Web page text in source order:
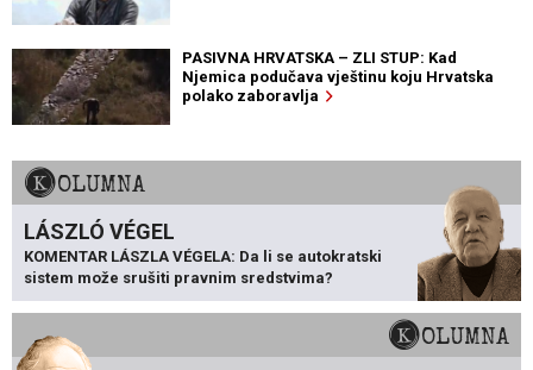
PASIVNA HRVATSKA – ZLI STUP: Kad
Njemica podučava vještinu koju Hrvatska
polako zaboravlja
KOLUMNA
LÁSZLÓ VÉGEL
KOMENTAR LÁSZLA VÉGELA: Da li se autokratski
sistem može srušiti pravnim sredstvima?
KOLUMNA